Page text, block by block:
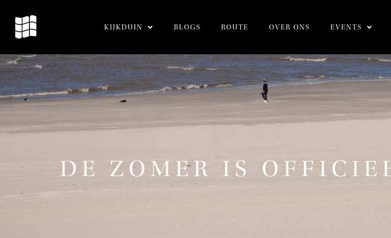
KIJKDUIN BLOGS ROUTE OVER ONS EVENTS
DE ZOMER IS